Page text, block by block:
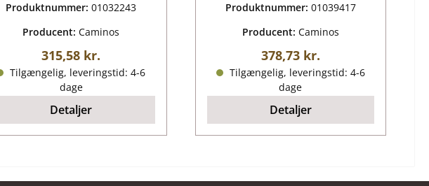
Produktnummer:01032243
Producent:Caminos
Almindelig pris:
315,58 kr.
Tilgængelig, leveringstid: 4-6
dage
Detaljer
Produktnummer: 01039417
Producent: Caminos
Almindelig pris:
378,73 kr.
Tilgængelig, leveringstid: 4-6
dage
Detaljer